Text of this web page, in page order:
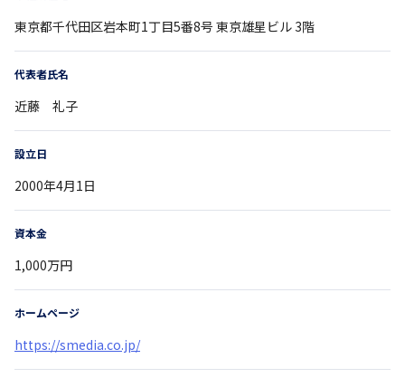
東京都千代田区岩本町1丁目5番8号 東京雄星ビル 3階
代表者氏名
近藤 礼子
設立日
2000年4月1日
資本金
1,000万円
ホームページ
https://smedia.co.jp/